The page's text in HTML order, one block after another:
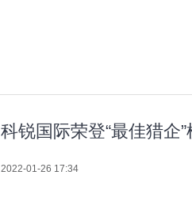
科锐国际荣登“最佳猎企
2022-01-26 17:34